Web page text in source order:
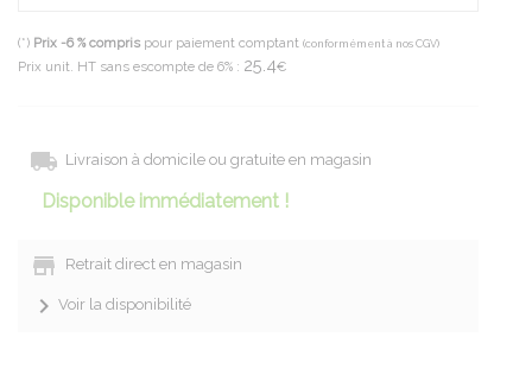
(*) Prix -6 % compris pour paiement comptant (conformément à nos CGV)
Prix unit. HT sans escompte de 6% : 25.4€
Livraison à domicile ou gratuite en magasin
Disponible immédiatement !
Retrait direct en magasin
Voir la disponibilité